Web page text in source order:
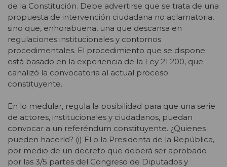
de la Constitución. Debe advertirse que se trata de una
propuesta de intervención ciudadana no aclamatoria,
sino que, enhorabuena, una que descansa en
regulaciones institucionales y contornos
procedimentales. El procedimiento que se dispone
está basado en la experiencia de la Ley 21.200, que
canalizó la convocatoria al actual proceso
constituyente.
En lo medular, regula la posibilidad para que una serie
de actores, institucionales y ciudadanos, puedan
convocar a un referéndum constituyente. ¿Quienes
pueden hacerlo? (i) El o la Presidenta de la República,
por medio de un decreto que deberá ser aprobado
por las 3/5 partes del Congreso de Diputados y